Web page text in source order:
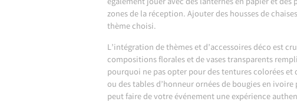
zones de la réception. Ajouter des housses de
thème choisi.
L’intégration de thèmes et d’accessoires déco est
compositions florales et de vases transparents
pourquoi ne pas opter pour des tentures colorées et
ou des tables d’honneur ornées de bougies en
peut faire de votre événement une expérience